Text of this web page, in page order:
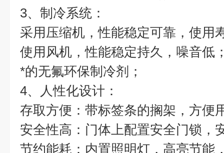
3、制冷系统：
采用压缩机，性能稳定可靠，使用
使用 风机，性能稳定持久，噪音低
*的无氟环保制冷剂；
4、人性化设计：
存取方便：带标签条的搁架，方便
安全性高：门体上配置安全门锁，
节约能耗：内置照明灯，高亮节能